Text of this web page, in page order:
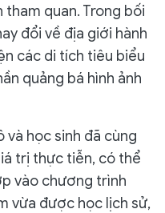
quan. Trong bối
đổi về địa giới hành
các di tích tiêu biểu
quảng bá hình ảnh
và học sinh đã cùng
trị thực tiễn, có thể
vào chương trình
vừa được học lịch sử,